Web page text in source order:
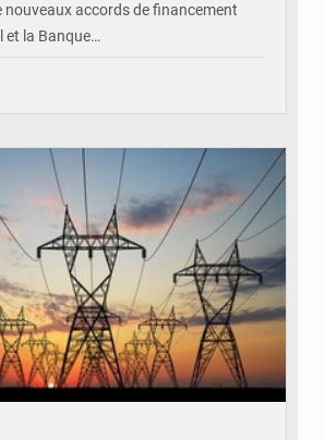
nouveaux accords de financement
et la Banque…